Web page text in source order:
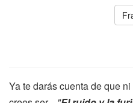
Ya te darás cuenta de que